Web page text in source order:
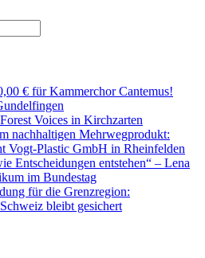
€ für Kammerchor Cantemus!
Voices in Kirchzarten
nachhaltigen Mehrwegprodukt:
Vogt-Plastic GmbH in Rheinfelden
Entscheidungen entstehen“ – Lena
im Bundestag
für die Grenzregion:
bleibt gesichert